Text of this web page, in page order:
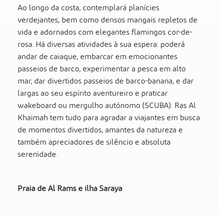
Ao longo da costa, contemplará planícies
verdejantes, bem como densos mangais repletos de
vida e adornados com elegantes flamingos cor-de-
rosa. Há diversas atividades à sua espera: poderá
andar de caiaque, embarcar em emocionantes
passeios de barco, experimentar a pesca em alto
mar, dar divertidos passeios de barco-banana, e dar
largas ao seu espírito aventureiro e praticar
wakeboard ou mergulho autónomo (SCUBA). Ras Al
Khaimah tem tudo para agradar a viajantes em busca
de momentos divertidos, amantes da natureza e
também apreciadores de silêncio e absoluta
serenidade.
Praia de Al Rams e ilha Saraya